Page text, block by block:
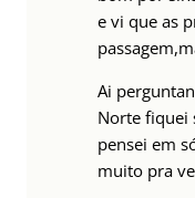
e vi que as
Ai
Norte fiquei
pensei em
muito pra